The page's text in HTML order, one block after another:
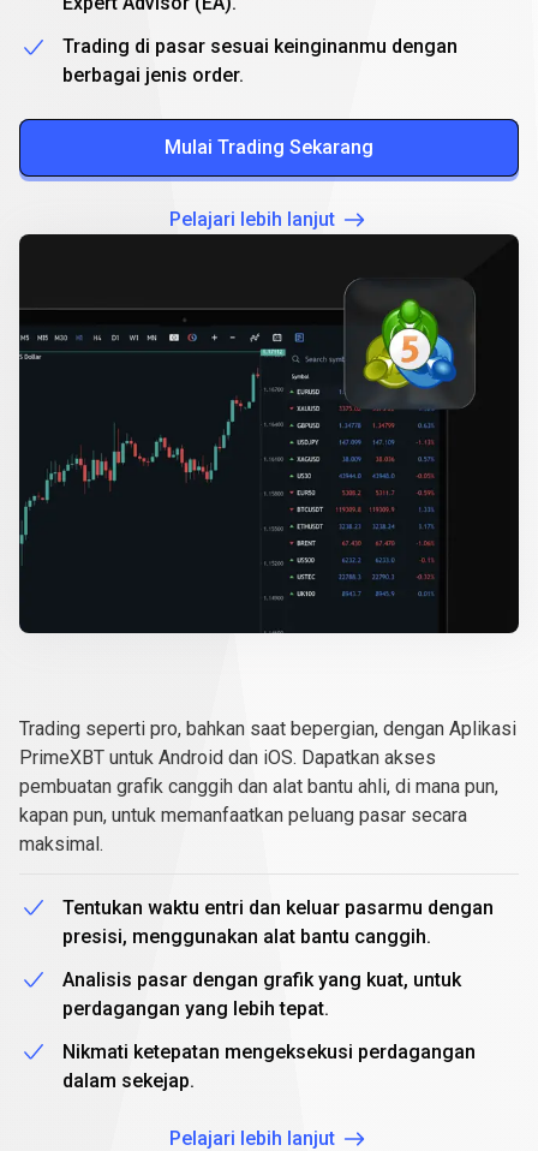
Trading di pasar sesuai keinginanmu dengan
berbagai jenis order.
Mulai Trading Sekarang
Pelajari lebih lanjut
PrimeXBT
Aplikasi PrimeXBT
Trading seperti pro, bahkan saat bepergian, dengan Aplikasi
PrimeXBT untuk Android dan iOS. Dapatkan akses
pembuatan grafik canggih dan alat bantu ahli, di mana pun,
kapan pun, untuk memanfaatkan peluang pasar secara
maksimal.
Tentukan waktu entri dan keluar pasarmu dengan
presisi, menggunakan alat bantu canggih.
Analisis pasar dengan grafik yang kuat, untuk
perdagangan yang lebih tepat.
Nikmati ketepatan mengeksekusi perdagangan
dalam sekejap.
Pelajari lebih lanjut